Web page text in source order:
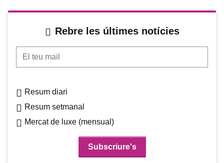
Rebre les últimes notícies
El teu mail
Resum diari
Resum setmanal
Mercat de luxe (mensual)